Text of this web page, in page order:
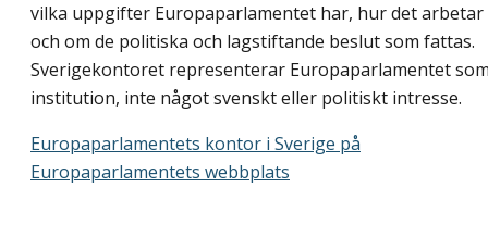
vilka uppgifter Europaparlamentet har, hur det arbetar
och om de politiska och lagstiftande beslut som fattas.
Sverigekontoret representerar Europaparlamentet
institution, inte något svenskt eller politiskt intresse.
Europaparlamentets kontor i Sverige på
Europaparlamentets webbplats